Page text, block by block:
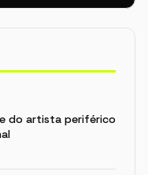
do artista periférico